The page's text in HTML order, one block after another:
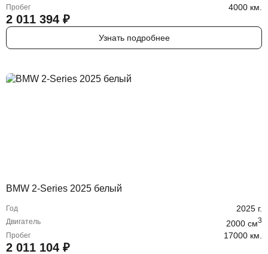
Пробег 4000 км.
2 011 394 ₽
Узнать подробнее
BMW 2-Series 2025 белый
Год 2025 г.
Двигатель 2000 cм3
Пробег 17000 км.
2 011 104 ₽